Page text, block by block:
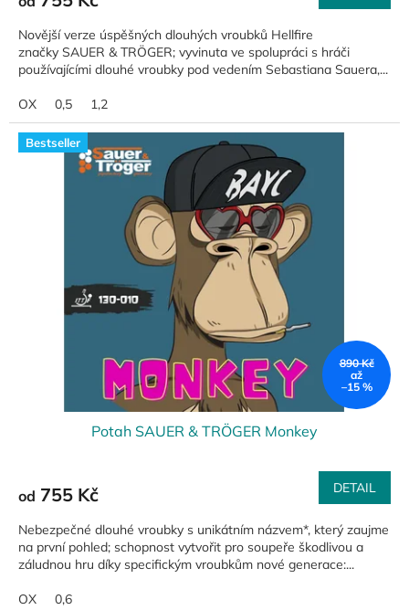
Novější verze úspěšných dlouhých vroubků Hellfire
značky SAUER & TRÖGER; vyvinuta ve spolupráci s hráči
používajícími dlouhé vroubky pod vedením Sebastiana Sauera,...
OX 0,5 1,2
Bestseller
890 Kč
až
–15 %
Potah SAUER & TRÖGER Monkey
od 755 Kč DETAIL
Nebezpečné dlouhé vroubky s unikátním názvem*, který zaujme
na první pohled; schopnost vytvořit pro soupeře škodlivou a
záludnou hru díky specifickým vroubkům nové generace:...
OX 0,6